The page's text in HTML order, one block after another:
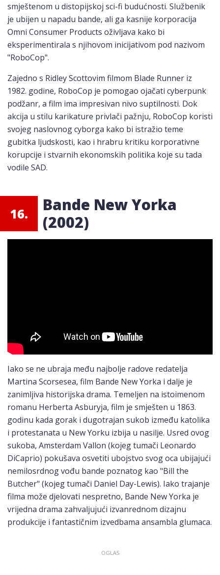
smještenom u distopijskoj sci-fi budućnosti. Službenik
je ubijen u napadu bande, ali ga kasnije korporacija
Omni Consumer Products oživljava kako bi
eksperimentirala s njihovom inicijativom pod nazivom
"RoboCop".
Zajedno s Ridley Scottovim filmom Blade Runner iz
1982. godine, RoboCop je pomogao ojačati cyberpunk
podžanr, a film ima impresivan nivo suptilnosti. Dok
akcija u stilu karikature privlači pažnju, RoboCop koristi
svojeg naslovnog cyborga kako bi istražio teme
gubitka ljudskosti, kao i hrabru kritiku korporativne
korupcije i stvarnih ekonomskih politika koje su tada
vodile SAD.
16.
Bande New Yorka
(2002)
Iako se ne ubraja među najbolje radove redatelja
Martina Scorsesea, film Bande New Yorka i dalje je
zanimljiva historijska drama. Temeljen na istoimenom
romanu Herberta Asburyja, film je smješten u 1863.
godinu kada gorak i dugotrajan sukob između katolika
i protestanata u New Yorku izbija u nasilje. Usred ovog
sukoba, Amsterdam Vallon (kojeg tumači Leonardo
DiCaprio) pokušava osvetiti ubojstvo svog oca ubijajući
nemilosrdnog vođu bande poznatog kao "Bill the
Butcher" (kojeg tumači Daniel Day-Lewis). Iako trajanje
filma može djelovati nespretno, Bande New Yorka je
vrijedna drama zahvaljujući izvanrednom dizajnu
produkcije i fantastičnim izvedbama ansambla glumaca.